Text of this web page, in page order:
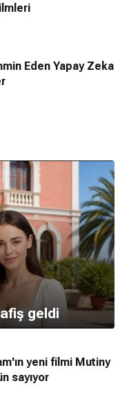
Eden Yapay Zeka
geldi
yeni filmi Mutiny
sayıyor